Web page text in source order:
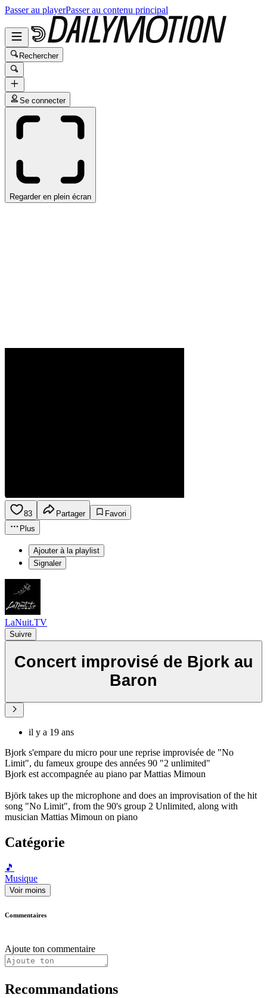
Passer au playerPasser au contenu principal
Rechercher
Se connecter
Regarder en plein écran
83 Partager
Favori
Plus
Ajouter à la playlist
Signaler
LaNuit.TV
Suivre
Concert improvisé de Bjork au
Baron
il y a 19 ans
Bjork s'empare du micro pour une reprise improvisée de "No
Limit", du fameux groupe des années 90 "2 unlimited"
Bjork est accompagnée au piano par Mattias Mimoun
Björk takes up the microphone and does an improvisation of the hit
song "No Limit", from the 90's group 2 Unlimited, along with
musician Mattias Mimoun on piano
Catégorie
🎵
Musique
Voir moins
Commentaires
Ajoute ton commentaire
Recommandations